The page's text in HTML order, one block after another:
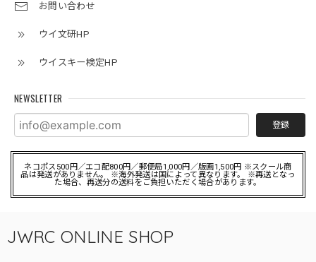
お問い合わせ
ウイ文研HP
ウイスキー検定HP
NEWSLETTER
登録
ネコポス500円／エコ配800円／郵便局1,000円／版画1,500円 ※スクール商
品は発送がありません。 ※海外発送は国によって異なります。 ※再送となっ
た場合、再送分の送料をご負担いただく場合があります。
JWRC ONLINE SHOP